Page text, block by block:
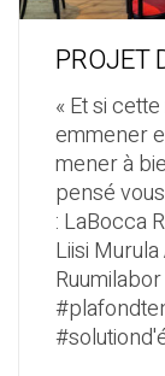
PROJET
« Et si
emmener
mener à
pensé
: LaBocca
Liisi